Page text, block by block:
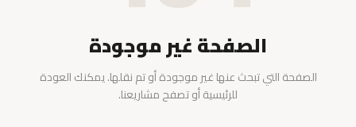
الصفحة غير موجودة
الصفحة التي تبحث عنها غير موجودة أو تم نقلها. يمكنك العودة
للرئيسية أو تصفح مشاريعنا.